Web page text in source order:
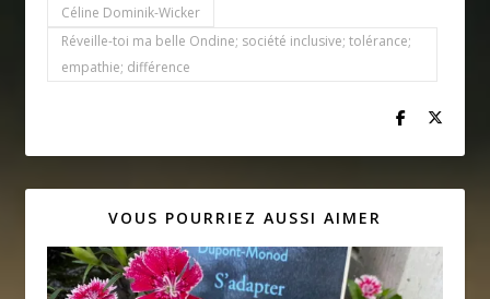
Céline Dominik-Wicker
Réveille-toi ma belle Ondine; société inclusive; tolérance;
empathie; différence
VOUS POURRIEZ AUSSI AIMER